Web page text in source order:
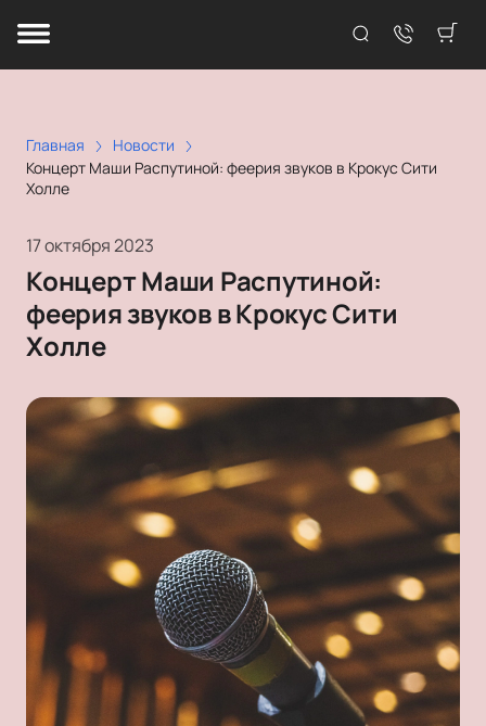
Главная
Новости
Концерт Маши Распутиной: феерия звуков в Крокус Сити
Холле
17 октября 2023
Концерт Маши Распутиной:
феерия звуков в Крокус Сити
Холле